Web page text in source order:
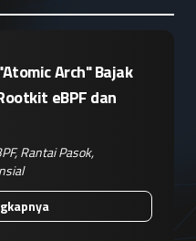
Arch" Bajak
eBPF dan
,Rantai Pasok,